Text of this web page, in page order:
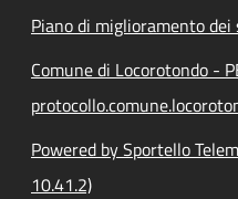
Piano di miglioramento dei
Comune di Locorotondo -
Powered by Sportello
10.41.2)